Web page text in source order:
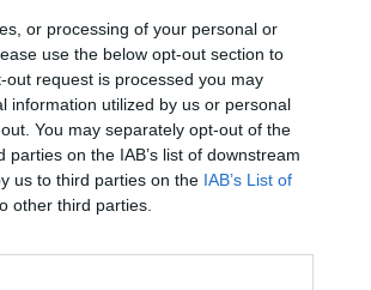
or processing of your personal or
use the below opt-out section to
request is processed you may
information utilized by us or personal
You may separately opt-out of the
on the IAB’s list of downstream
us to third parties on the IAB’s List of
other third parties.